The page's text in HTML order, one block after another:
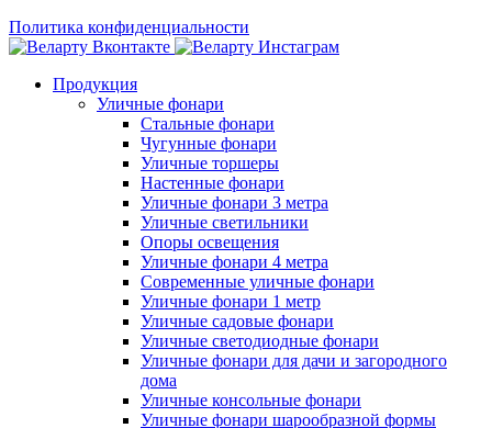
Политика конфиденциальности
Продукция
Уличные фонари
Стальные фонари
Чугунные фонари
Уличные торшеры
Настенные фонари
Уличные фонари 3 метра
Уличные светильники
Опоры освещения
Уличные фонари 4 метра
Современные уличные фонари
Уличные фонари 1 метр
Уличные садовые фонари
Уличные светодиодные фонари
Уличные фонари для дачи и загородного
дома
Уличные консольные фонари
Уличные фонари шарообразной формы